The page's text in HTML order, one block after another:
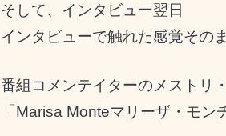
そして、インタビュー翌日
インタビューで触れた感覚その
番組コメンテイターのメストリ
「Marisa Monteマリーザ・モン